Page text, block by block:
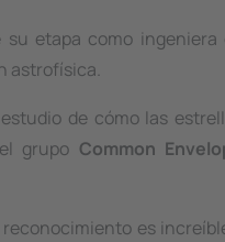
su etapa como ingeniera
astrofísica.
de cómo las
grupo Common
reconocimiento es